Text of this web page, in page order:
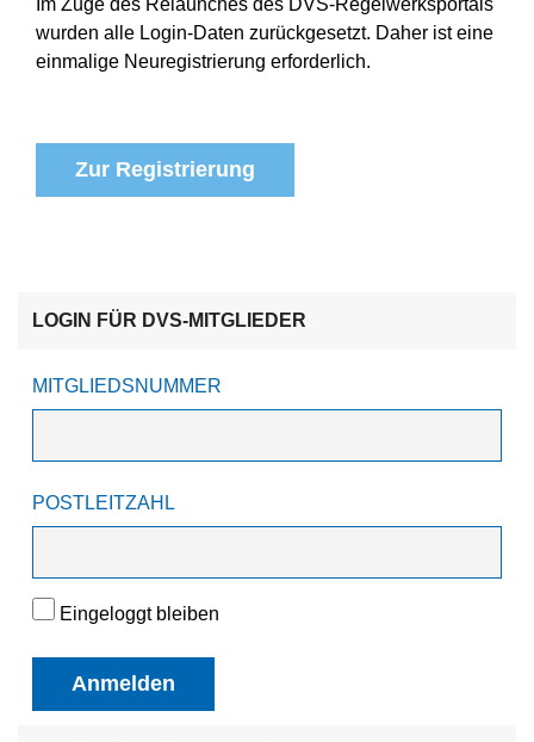
Im Zuge des Relaunches des DVS-Regelwerksportals
wurden alle Login-Daten zurückgesetzt. Daher ist eine
einmalige Neuregistrierung erforderlich.
Zur Registrierung
LOGIN FÜR DVS-MITGLIEDER
MITGLIEDSNUMMER
POSTLEITZAHL
Eingeloggt bleiben
Anmelden